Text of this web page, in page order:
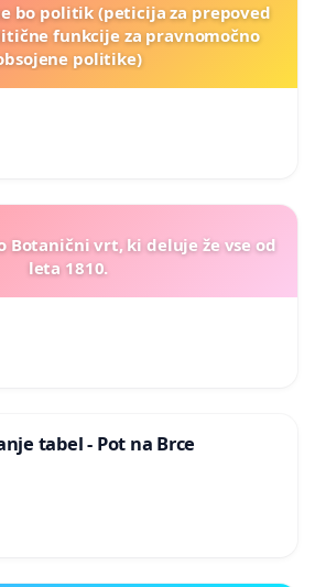
bo politik (peticija za prepoved
funkcije za pravnomočno
politike)
Botanični vrt, ki deluje že vse od
leta 1810.
tabel - Pot na Brce